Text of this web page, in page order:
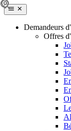
Demandeurs
Offres